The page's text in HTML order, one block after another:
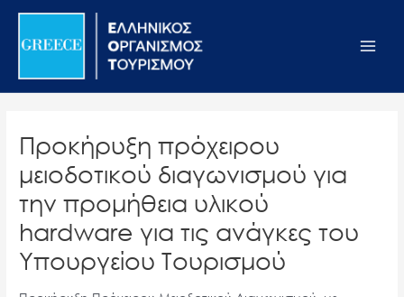
Σημείωση:
ιστότοπος
σύστημα
προσβασιμότητας.
Μετάβαση
περιεχόμενο
Προκήρυξη πρόχειρου
μειοδοτικού διαγωνισμού για
την προμήθεια υλικού
hardware για τις ανάγκες του
Υπουργείου Τουρισμού